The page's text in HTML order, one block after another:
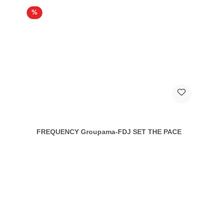
%Rabatt
FREQUENCY Groupama-FDJ SET THE PACE